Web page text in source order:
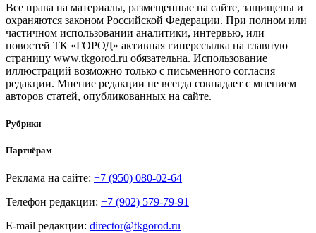
Все права на материалы, размещенные на сайте, защищены и
охраняются законом Российской Федерации. При полном или
частичном использовании аналитики, интервью, или
новостей ТК «ГОРОД» активная гиперссылка на главную
страницу www.tkgorod.ru обязательна. Использование
иллюстраций возможно только с письменного согласия
редакции. Мнение редакции не всегда совпадает с мнением
авторов статей, опубликованных на сайте.
Рубрики
Партнёрам
Реклама на сайте: +7 (950) 080-02-64
Телефон редакции: +7 (902) 579-79-91
E-mail редакции: director@tkgorod.ru